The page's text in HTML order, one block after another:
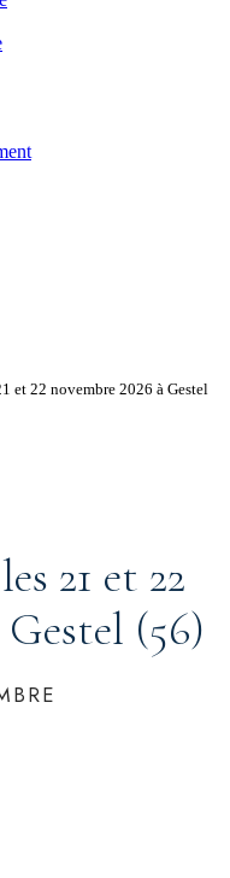
et 22 novembre 2026 à Gestel
21 et 22
(56)